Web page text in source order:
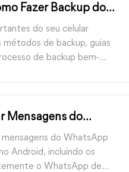
Fazer Backup do
PC Rapidamente
do seu celular
de backup, guias
de backup bem-
Mensagens do
do WhatsApp
Android, incluindo os
o WhatsApp de